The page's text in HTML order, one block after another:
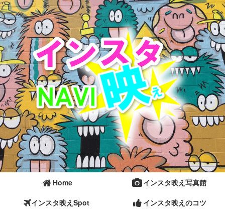
Home
インスタ映え写真館
インスタ映えSpot
インスタ映えのコツ